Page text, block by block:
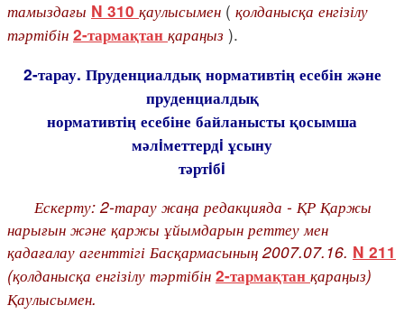
тамыздағы N 310 қаулысымен ( қолданысқа енгізілу
тәртібін 2-тармақтан қараңыз ).
2-тарау. Пруденциалдық нормативтің есебін және
пруденциалдық
нормативтің есебіне байланысты қосымша
мәлiметтердi ұсыну
тәртiбi
Ескерту: 2-тарау жаңа редакцияда - ҚР Қаржы
нарығын және қаржы ұйымдарын реттеу мен
қадағалау агенттігі Басқармасының 2007.07.16. N 211
(қолданысқа енгізілу тәртібін 2-тармақтан қараңыз)
Қаулысымен.